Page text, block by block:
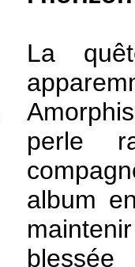
La
perle
album